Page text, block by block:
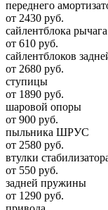
переднего
от 2430 руб.
сайлентблока рычага
от 610 руб.
сайлентблоков
от 2680 руб.
ступицы
от 1890 руб.
шаровой опоры
от 900 руб.
пыльника ШРУС
от 2580 руб.
втулки
от 550 руб.
задней пружины
от 1290 руб.